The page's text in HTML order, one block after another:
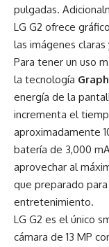
pulgadas.
LG G2 ofrece
las imágenes
Para tener un uso
la tecnología
energía de la
incrementa el
aproximadamente
batería de 3,000
aprovechar al
que preparado
entretenimiento.
LG G2 es el único
cámara de 13 MP